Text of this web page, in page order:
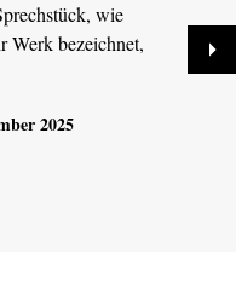
wie
Werk bezeichnet,
2025